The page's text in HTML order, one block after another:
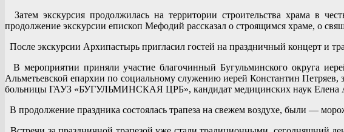
Затем экскурсия продолжилась на территории строительства храма в
продолжение экскурсии епископ Мефодий рассказал о строящимся храме, о
После экскурсии Архипастырь пригласил гостей на праздничный концерт и
В мероприятии приняли участие благочинный Бугульминского округа
Альметьевской епархии по социальному служению иерей Константин
больницы ГАУЗ «БУГУЛЬМИНСКАЯ ЦРБ», кандидат медицинских наук Елена
В продолжение праздника состоялась трапеза на свежем воздухе, были —